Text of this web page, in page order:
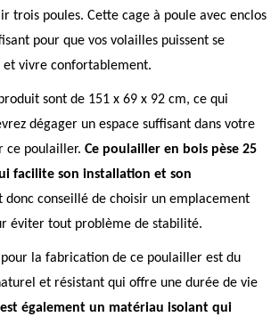
trois poules. Cette cage à poule avec enclos
pour que vos volailles puissent se
vivre confortablement.
sont de 151 x 69 x 92 cm, ce qui
dégager un espace suffisant dans votre
ce poulailler. Ce poulailler en bois pèse 25
facilite son installation et son
donc conseillé de choisir un emplacement
éviter tout problème de stabilité.
la fabrication de ce poulailler est du
et résistant qui offre une durée de vie
est également un matériau isolant qui